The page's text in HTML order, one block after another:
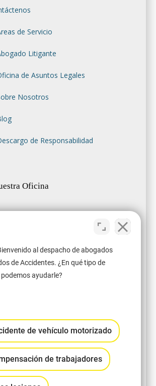
de Servicio
Litigante
de Asuntos Legales
Nosotros
de Responsabilidad
Oficina
del Sitio
al despacho de abogados
de Accidentes. ¿En qué tipo de
ayudarle?
de vehículo motorizado
de trabajadores